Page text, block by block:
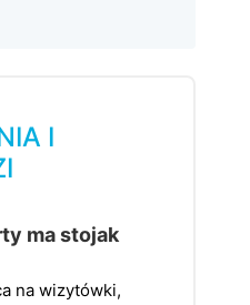
I
ma stojak
na wizytówki,